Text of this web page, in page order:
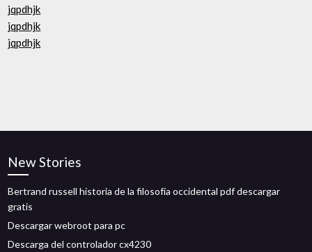
jqpdhjk
jqpdhjk
jqpdhjk
New Stories
Bertrand russell historia de la filosofía occidental pdf descargar
gratis
Descargar webroot para pc
Descarga del controlador cx4230